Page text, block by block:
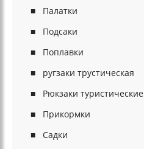
Палатки
Подсаки
Поплавки
ругзаки трустическая
Рюкзаки туристические
Прикормки
Садки